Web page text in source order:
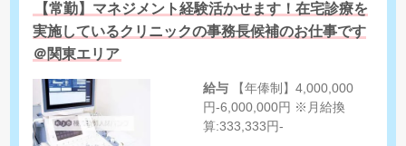
【常勤】マネジメント経験活かせます！在宅診療を
実施しているクリニックの事務長候補のお仕事です
＠関東エリア
給与
円-6,000,000円 ※月給換
算:333,333円-